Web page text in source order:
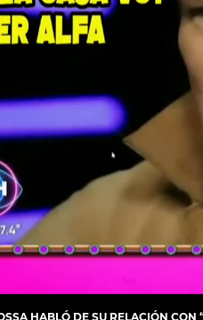
VIVO
SCOUTING
INTELEXIS TV
HABLÓ DE SU RELACIÓN CON